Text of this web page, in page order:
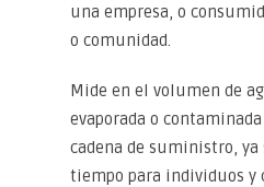
una empresa, o
o comunidad.
Mide en el volumen de
evaporada o
cadena de suministro, ya
tiempo para individuos y